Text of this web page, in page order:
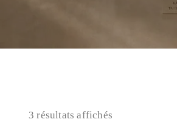
3 résultats affichés